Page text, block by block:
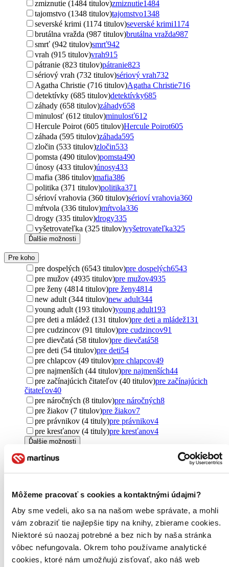
Môžeme pracovať s cookies a kontaktnými údajmi?
Aby sme vedeli, ako sa na našom webe správate, a mohli
vám zobraziť tie najlepšie tipy na knihy, zbierame cookies.
Niektoré sú naozaj potrebné a bez nich by naša stránka
vôbec nefungovala. Okrem toho používame analytické
cookies, ktoré nám umožňujú zisťovať, ako náš web
zmiznutie (1484 titulov)zmiznutie1484
tajomstvo (1348 titulov)tajomstvo1348
severské krimi (1174 titulov)severské krimi1174
brutálna vražda (987 titulov)brutálna vražda987
smrť (942 titulov)smrť942
vrah (915 titulov)vrah915
pátranie (823 titulov)pátranie823
sériový vrah (732 titulov)sériový vrah732
Agatha Christie (716 titulov)Agatha Christie716
detektívky (685 titulov)detektívky685
záhady (658 titulov)záhady658
minulosť (612 titulov)minulosť612
Hercule Poirot (605 titulov)Hercule Poirot605
záhada (595 titulov)záhada595
zločin (533 titulov)zločin533
pomsta (490 titulov)pomsta490
únosy (433 titulov)únosy433
mafia (386 titulov)mafia386
politika (371 titulov)politika371
sérioví vrahovia (360 titulov)sérioví vrahovia360
mŕtvola (336 titulov)mŕtvola336
drogy (335 titulov)drogy335
vyšetrovateľka (325 titulov)vyšetrovateľka325
Ďalšie možnosti
Pre koho
pre dospelých (6543 titulov)pre dospelých6543
pre mužov (4935 titulov)pre mužov4935
pre ženy (4814 titulov)pre ženy4814
new adult (344 titulov)new adult344
young adult (193 titulov)young adult193
pre deti a mládež (131 titulov)pre deti a mládež131
pre cudzincov (91 titulov)pre cudzincov91
pre dievčatá (58 titulov)pre dievčatá58
pre deti (54 titulov)pre deti54
pre chlapcov (49 titulov)pre chlapcov49
pre najmenších (44 titulov)pre najmenších44
pre začínajúcich čitateľov (40 titulov)pre začínajúcich
čitateľov40
pre náročných (8 titulov)pre náročných8
pre žiakov (7 titulov)pre žiakov7
pre právnikov (4 tituly)pre právnikov4
pre kresťanov (4 tituly)pre kresťanov4
Ďalšie možnosti
Pôvod
zahraničný (9177 titulov)zahraničný9177
Spojené štáty (2906 titulov) Spojené štáty2906
severský (2185 titulov)
Česko (1690 titulov)Česko1690
Švédsko (1125 titulov)Švédsko1125
Nórsko (789 titulov)Nórsko789
Slovensko (690 titulov)
Slovensko690
Francúzsko (242 titulov)Francúzsko 242
Írsko (187 titulov)Írsko187